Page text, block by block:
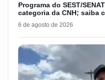
Programa do SEST/
categoria da CNH; saiba
6 de agosto de 2026